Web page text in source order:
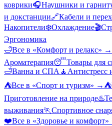
коврики🎧Наушники и
и докстанции🔗Кабели и
Накопители❄️Охлаждение🎬
Эргономика
🛁Все в «Комфорт и релакс» →
Ароматерапия😴Товары для
🛁Ванна и СПА 🧘 Антистресс
⛺Все в «Спорт и туризм» → ⛺
Приготовление на природе♨️
выживания🏃Спортивное
❤️Все в «Здоровье и комфорт»